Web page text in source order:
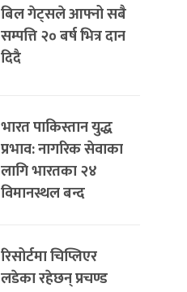
बिल गेट्सले आफ्नो सबै
सम्पत्ति २० बर्ष भित्र दान
दिदै
भारत पाकिस्तान युद्ध
प्रभाव: नागरिक सेवाका
लागि भारतका २४
विमानस्थल बन्द
रिसोर्टमा चिप्लिएर
लडेका रहेछन् प्रचण्ड